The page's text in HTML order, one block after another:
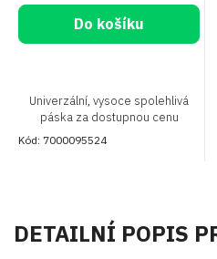
Do košíku
Univerzální, vysoce spolehlivá
páska za dostupnou cenu
Kód: 7000095524
DETAILNÍ POPIS